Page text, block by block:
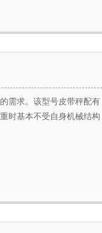
需求。该型号皮带秤配有
时基本不受自身机械结构